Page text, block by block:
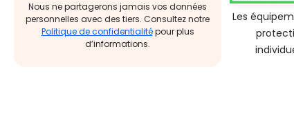
Nous ne partagerons jamais vos données
personnelles avec des tiers. Consultez notre
Politique de confidentialitépour plus
d’informations.
Les